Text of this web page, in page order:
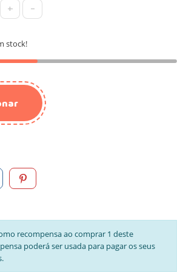
+ -
stock!
recompensa ao comprar 1 deste
poderá ser usada para pagar os seus